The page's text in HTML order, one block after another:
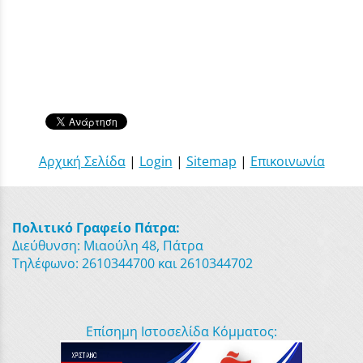
Αρχική Σελίδα| Login | Sitemap | Επικοινωνία
Πολιτικό Γραφείο Πάτρα:
Διεύθυνση: Μιαούλη 48, Πάτρα
Τηλέφωνο: 2610344700 και 2610344702
Επίσημη Ιστοσελίδα Κόμματος: